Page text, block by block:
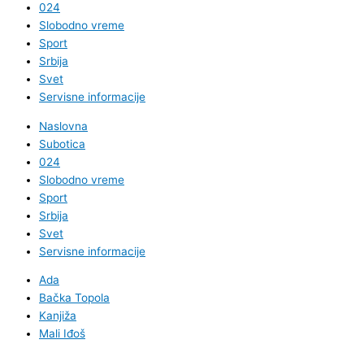
024
Slobodno vreme
Sport
Srbija
Svet
Servisne informacije
Naslovna
Subotica
024
Slobodno vreme
Sport
Srbija
Svet
Servisne informacije
Ada
Bačka Topola
Kanjiža
Mali Iđoš